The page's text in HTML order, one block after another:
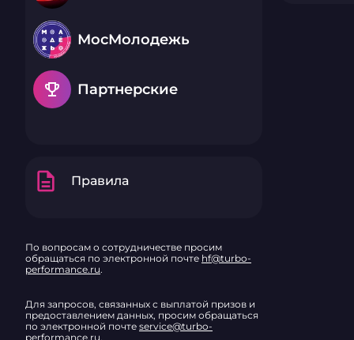
МосМолодежь
emoji_events Партнерские
description Правила
По вопросам о сотрудничестве просим
обращаться по электронной почте hf@turbo-
performance.ru.
Для запросов, связанных с выплатой призов и
предоставлением данных, просим обращаться
по электронной почте service@turbo-
performance.ru.